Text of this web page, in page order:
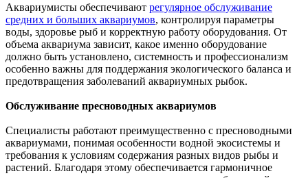
Аквариумисты обеспечивают регулярное обслуживание
средних и больших аквариумов, контролируя параметры
воды, здоровье рыб и корректную работу оборудования. От
объема аквариума зависит, какое именно оборудование
должно быть установлено, системность и профессионализм
особенно важны для поддержания экологического баланса и
предотвращения заболеваний аквариумных рыбок.
Обслуживание пресноводных аквариумов
Специалисты работают преимущественно с пресноводными
аквариумами, понимая особенности водной экосистемы и
требования к условиям содержания разных видов рыбы и
растений. Благодаря этому обеспечивается гармоничное